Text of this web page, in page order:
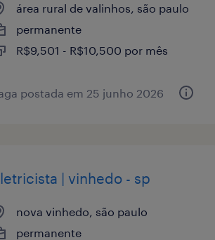
área rural de valinhos, são paulo
permanente
R$9,501 - R$10,500 por mês
postada em 25 junho 2026
| vinhedo - sp
nova vinhedo, são paulo
permanente